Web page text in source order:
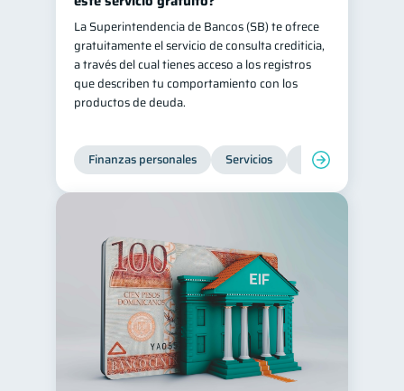
La Superintendencia de Bancos (SB) te ofrece
gratuitamente el servicio de consulta crediticia,
a través del cual tienes acceso a los registros
que describen tu comportamiento con los
productos de deuda.
Finanzas personales Servicios Inclusión financiera